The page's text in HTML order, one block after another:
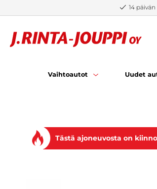
14
Vaihtoautot Uudet
Tästä ajoneuvosta on